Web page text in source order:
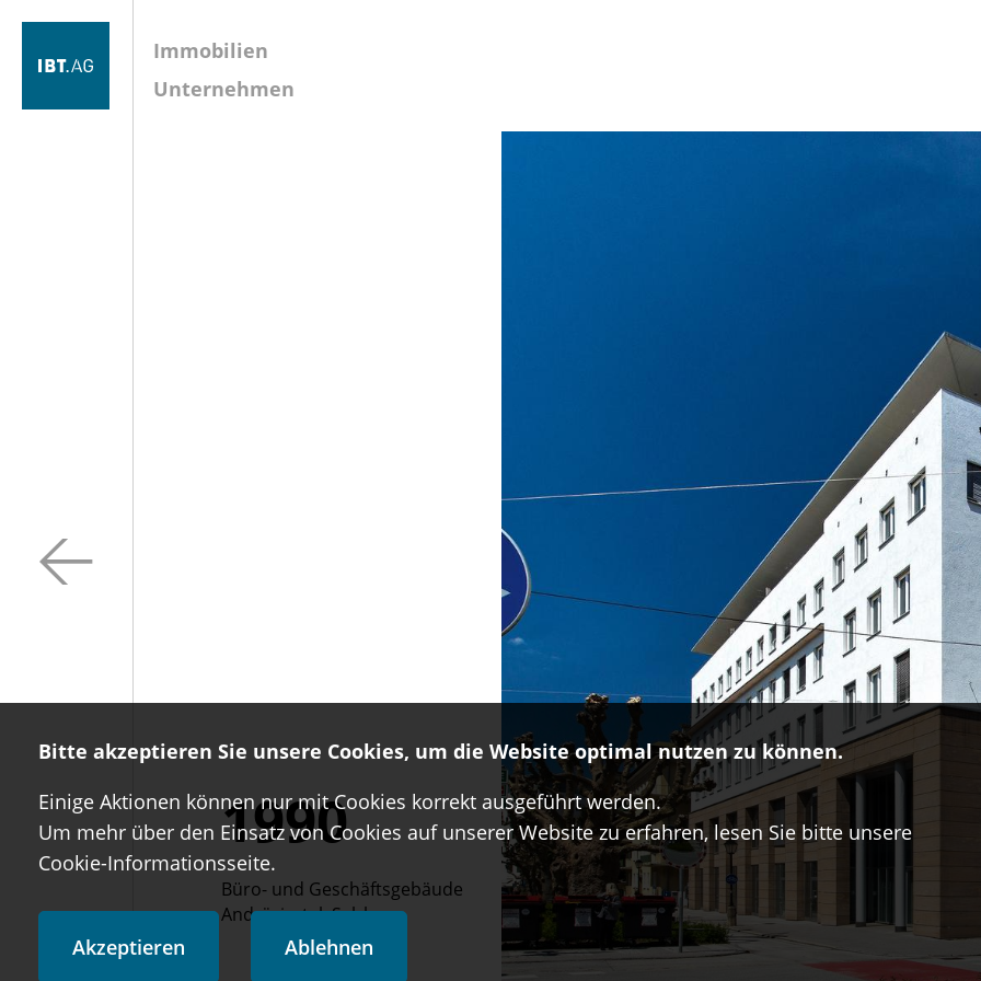
Bitte akzeptieren Sie unsere Cookies, um die Website optimal nutzen zu können.
Einige Aktionen können nur mit Cookies korrekt ausgeführt werden.
Um mehr über den Einsatz von Cookies auf unserer Website zu erfahren, lesen Sie bitte unsere
Cookie-Informationsseite.
Akzeptieren Ablehnen
1990
Büro- und Geschäftsgebäude
Andräviertel, Salzburg
Immobilien
Unternehmen